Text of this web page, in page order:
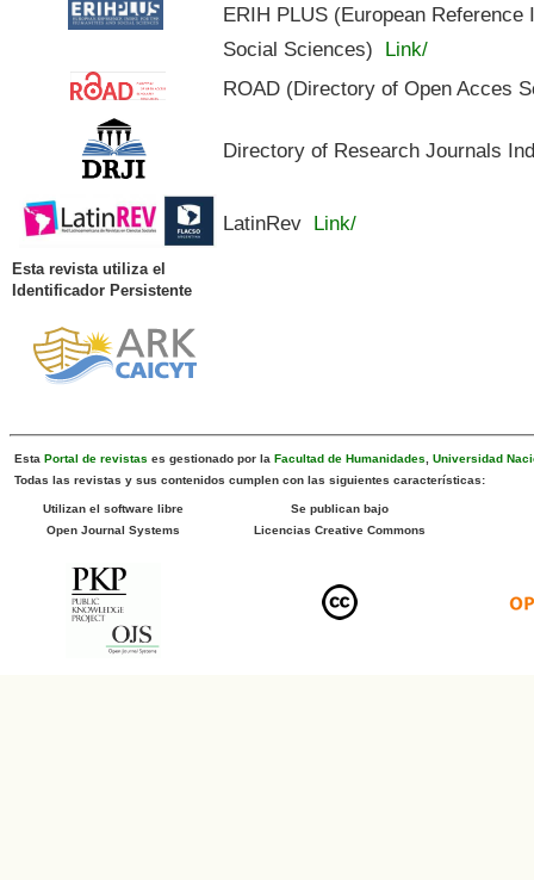
ERIH PLUS (European
Social Sciences) Link/
ROAD (Directory of Open Acces
Directory of Research Journals
LatinRev Link/
Esta revista utiliza el
Identificador Persistente
Esta Portal de revistas es gestionado por la Facultad de Humanidades
Universidad
Todas las revistas y sus contenidos cumplen con las siguientes características:
Utilizan el software libre
Open Journal Systems
Se publican bajo
Licencias Creative Commons